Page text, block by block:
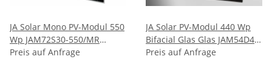
JA Solar Mono PV-Modul 550
Wp JAM72S30-550/MR
Rahmen Silber Solarpanel
Preis auf Anfrage
JA Solar PV-Modul 440 Wp
Bifacial Glas Glas JAM54D41-
440/LB Schwarz Solarpanel
Preis auf Anfrage